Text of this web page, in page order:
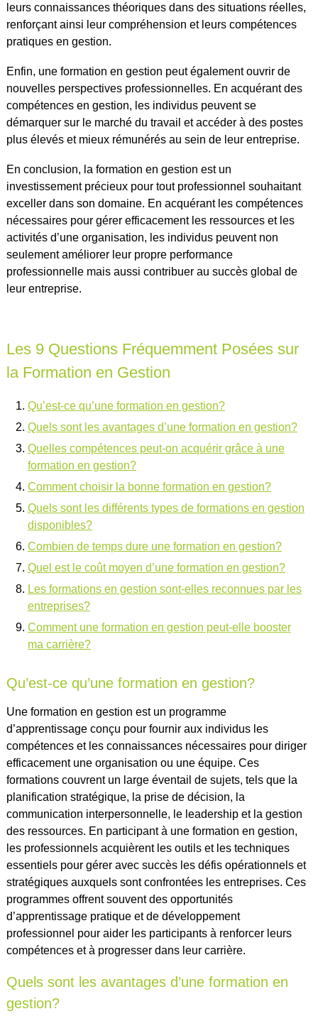
leurs connaissances théoriques dans des situations réelles,
renforçant ainsi leur compréhension et leurs compétences
pratiques en gestion.
Enfin, une formation en gestion peut également ouvrir de
nouvelles perspectives professionnelles. En acquérant des
compétences en gestion, les individus peuvent se
démarquer sur le marché du travail et accéder à des postes
plus élevés et mieux rémunérés au sein de leur entreprise.
En conclusion, la formation en gestion est un
investissement précieux pour tout professionnel souhaitant
exceller dans son domaine. En acquérant les compétences
nécessaires pour gérer efficacement les ressources et les
activités d’une organisation, les individus peuvent non
seulement améliorer leur propre performance
professionnelle mais aussi contribuer au succès global de
leur entreprise.
Les 9 Questions Fréquemment Posées sur
la Formation en Gestion
Qu’est-ce qu’une formation en gestion?
Quels sont les avantages d’une formation en gestion?
Quelles compétences peut-on acquérir grâce à une
formation en gestion?
Comment choisir la bonne formation en gestion?
Quels sont les différents types de formations en gestion
disponibles?
Combien de temps dure une formation en gestion?
Quel est le coût moyen d’une formation en gestion?
Les formations en gestion sont-elles reconnues par les
entreprises?
Comment une formation en gestion peut-elle booster
ma carrière?
Qu’est-ce qu’une formation en gestion?
Une formation en gestion est un programme
d’apprentissage conçu pour fournir aux individus les
compétences et les connaissances nécessaires pour diriger
efficacement une organisation ou une équipe. Ces
formations couvrent un large éventail de sujets, tels que la
planification stratégique, la prise de décision, la
communication interpersonnelle, le leadership et la gestion
des ressources. En participant à une formation en gestion,
les professionnels acquièrent les outils et les techniques
essentiels pour gérer avec succès les défis opérationnels et
stratégiques auxquels sont confrontées les entreprises. Ces
programmes offrent souvent des opportunités
d’apprentissage pratique et de développement
professionnel pour aider les participants à renforcer leurs
compétences et à progresser dans leur carrière.
Quels sont les avantages d’une formation en
gestion?